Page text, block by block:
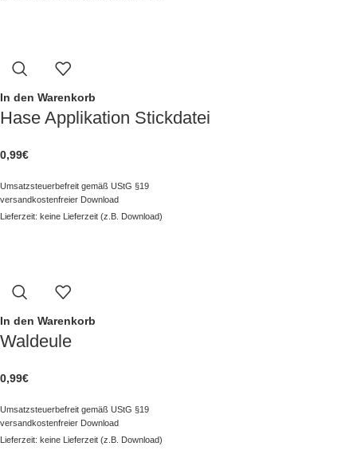
In den Warenkorb
Hase Applikation Stickdatei
0,99€
Umsatzsteuerbefreit gemäß UStG §19
versandkostenfreier Download
Lieferzeit: keine Lieferzeit (z.B. Download)
In den Warenkorb
Waldeule
0,99€
Umsatzsteuerbefreit gemäß UStG §19
versandkostenfreier Download
Lieferzeit: keine Lieferzeit (z.B. Download)